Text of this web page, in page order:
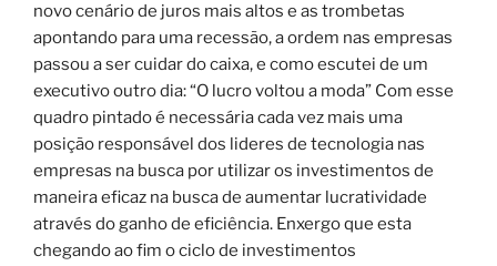
novo cenário de juros mais altos e as trombetas
apontando para uma recessão, a ordem nas empresas
passou a ser cuidar do caixa, e como escutei de um
executivo outro dia: “O lucro voltou a moda” Com esse
quadro pintado é necessária cada vez mais uma
posição responsável dos lideres de tecnologia nas
empresas na busca por utilizar os investimentos de
maneira eficaz na busca de aumentar lucratividade
através do ganho de eficiência. Enxergo que esta
chegando ao fim o ciclo de investimentos